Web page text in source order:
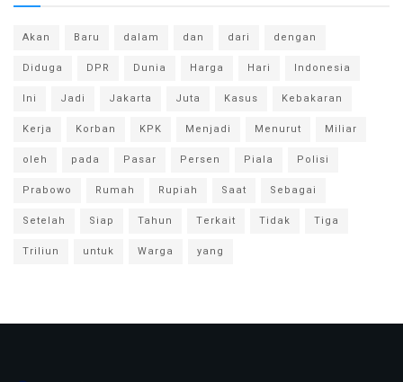
Akan Baru dalam dan dari
dengan
Diduga
DPR Dunia Harga Hari
Indonesia
Ini
Jadi Jakarta Juta Kasus
Kebakaran
Kerja
Korban KPK Menjadi Menurut
Miliar
oleh
pada Pasar Persen Piala
Polisi
Prabowo
Rumah Rupiah Saat
Sebagai
Setelah
Siap Tahun Terkait Tidak
Tiga
Triliun
untuk Warga yang